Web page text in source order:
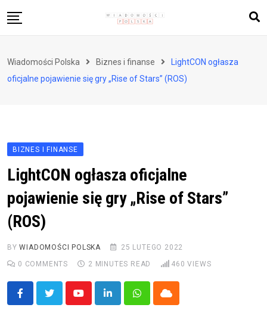
to
Zdrowie i styl życia
Wiadomości Polska Biznes i finanse
LightCON ogłasza
oficjalne pojawienie się gry „Rise of Stars” (ROS)
BIZNES I FINANSE
LightCON ogłasza oficjalne
pojawienie się gry „Rise of Stars”
(ROS)
BYWIADOMOŚCI POLSKA
25 LUTEGO 2022
0 COMMENTS 2 MINUTES READ 460 VIEWS
YoutubeLinkedInWhatsappCloud